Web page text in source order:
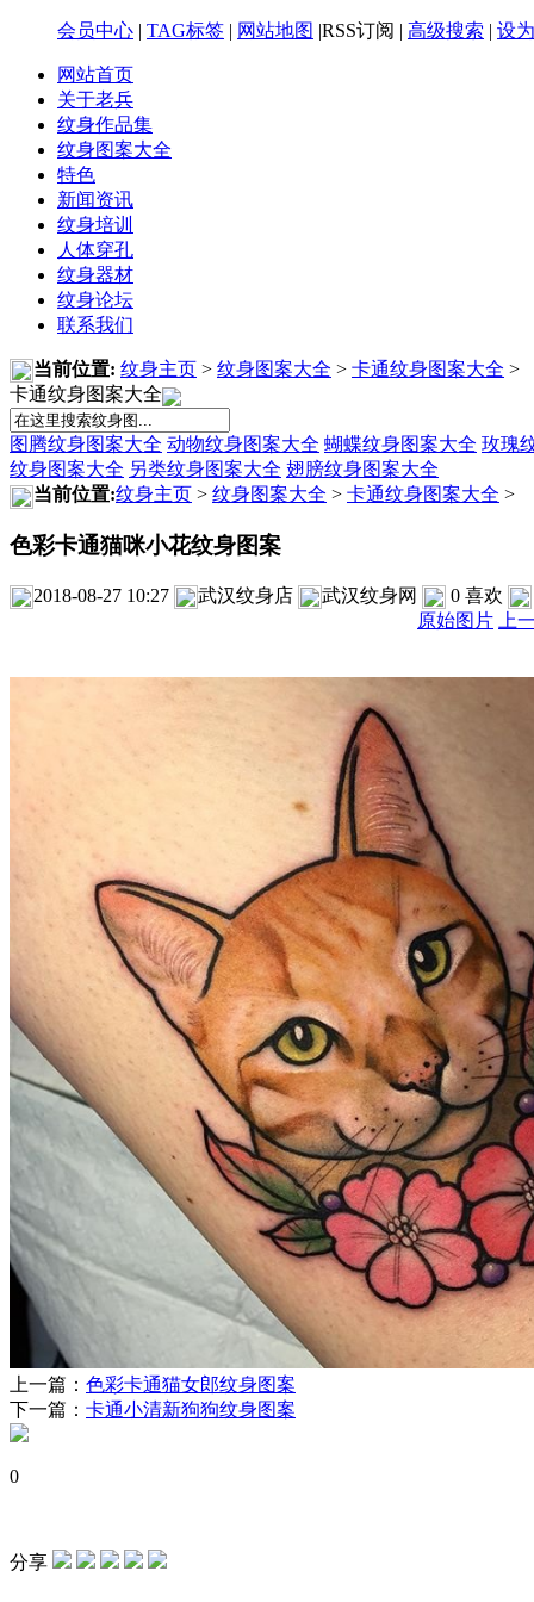
会员中心 | TAG标签 | 网站地图 |RSS订阅 | 高级搜索 | 设
网站首页
关于老兵
纹身作品集
纹身图案大全
特色
新闻资讯
纹身培训
人体穿孔
纹身器材
纹身论坛
联系我们
当前位置: 纹身主页 > 纹身图案大全 > 卡通纹身图案大全 >
卡通纹身图案大全
图腾纹身图案大全 动物纹身图案大全 蝴蝶纹身图案大全 玫瑰
纹身图案大全 另类纹身图案大全 翅膀纹身图案大全
当前位置:纹身主页 > 纹身图案大全 > 卡通纹身图案大全 >
色彩卡通猫咪小花纹身图案
2018-08-27 10:27 武汉纹身店 武汉纹身网 0 喜欢
原始图片 上
上一篇： 色彩卡通猫女郎纹身图案
下一篇： 卡通小清新狗狗纹身图案
0
分享